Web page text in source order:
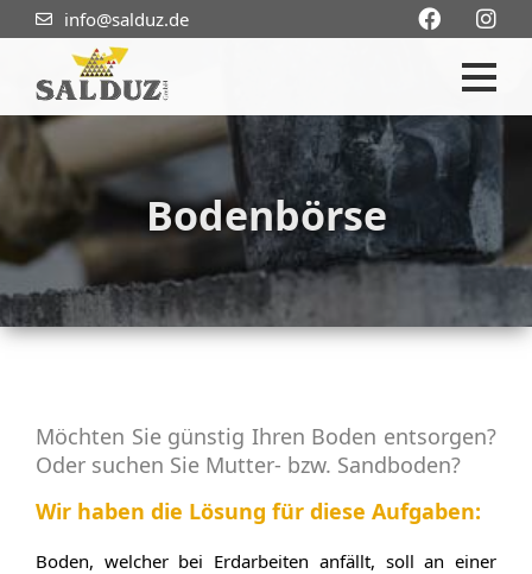
info@salduz.de
Bodenbörse
Möchten Sie günstig Ihren Boden entsorgen?
Oder suchen Sie Mutter- bzw. Sandboden?
Wir haben die Lösung für diese Aufgaben:
Boden, welcher bei Erdarbeiten anfällt, soll an einer